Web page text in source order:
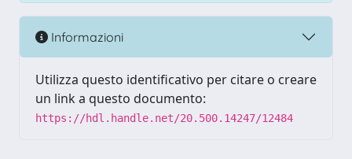
Informazioni
Utilizza questo identificativo per citare o creare
un link a questo documento:
https://hdl.handle.net/20.500.14247/12484